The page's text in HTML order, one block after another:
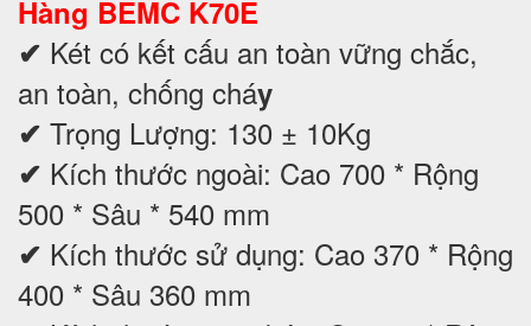
Hàng BEMC K70E
✔ Két có kết cấu an toàn vững chắc,
an toàn, chống cháy
✔ Trọng Lượng: 130 ± 10Kg
✔ Kích thước ngoài: Cao 700 * Rộng
500 * Sâu * 540 mm
✔ Kích thước sử dụng: Cao 370 * Rộng
400 * Sâu 360 mm